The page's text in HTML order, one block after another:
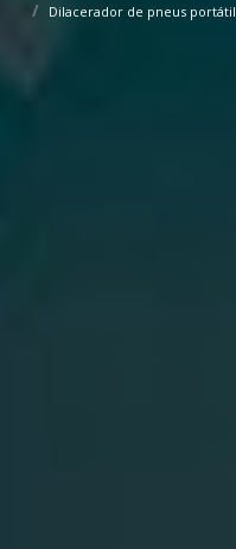
Dilacerador de pneus portátil